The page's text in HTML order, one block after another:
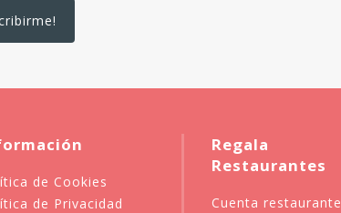
de Cookies
de Privacidad
Regala
Restaurantes
Cuenta restaurante